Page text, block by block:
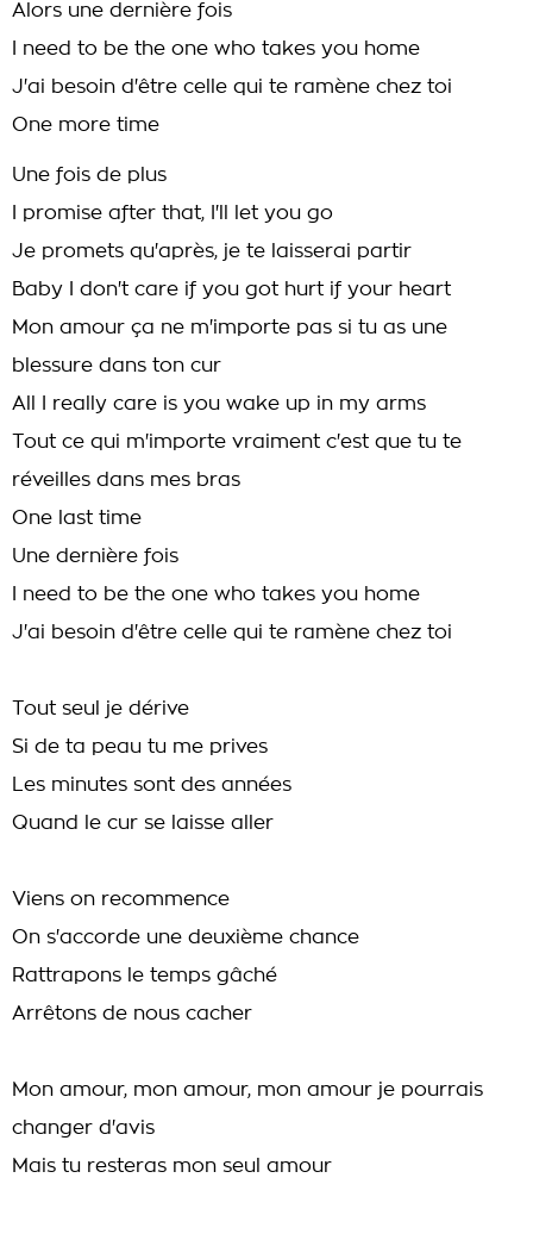
Alors une dernière fois
I need to be the one who takes you home
J'ai besoin d'être celle qui te ramène chez toi
One more time
Une fois de plus
I promise after that, I'll let you go
Je promets qu'après, je te laisserai partir
Baby I don't care if you got hurt if your heart
Mon amour ça ne m'importe pas si tu as une
blessure dans ton cur
All I really care is you wake up in my arms
Tout ce qui m'importe vraiment c'est que tu te
réveilles dans mes bras
One last time
Une dernière fois
I need to be the one who takes you home
J'ai besoin d'être celle qui te ramène chez toi
Tout seul je dérive
Si de ta peau tu me prives
Les minutes sont des années
Quand le cur se laisse aller
Viens on recommence
On s'accorde une deuxième chance
Rattrapons le temps gâché
Arrêtons de nous cacher
Mon amour, mon amour, mon amour je pourrais
changer d'avis
Mais tu resteras mon seul amour